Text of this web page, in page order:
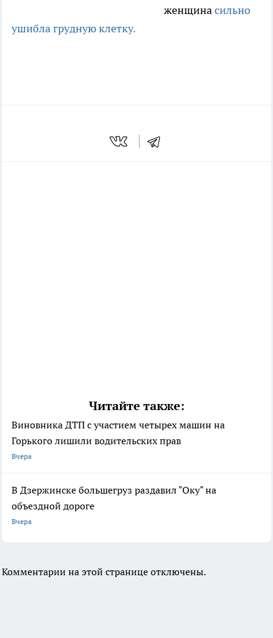
женщинасильно
ушибла грудную клетку.
Читайте также:
Виновника ДТП с участием четырех машин на
Горького лишили водительских прав
Вчера
В Дзержинске большегруз раздавил "Оку" на
объездной дороге
Вчера
Комментарии на этой странице отключены.